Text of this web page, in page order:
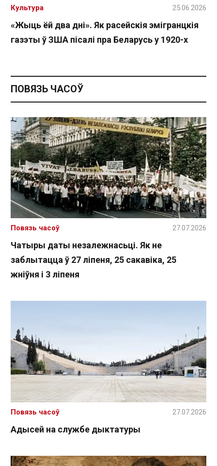
«Жыць ёй два дні». Як расейскія эмігранцкія
газэты ў ЗША пісалі пра Беларусь у 1920-х
Культура 25.06.2026
ПОВЯЗЬ ЧАСОЎ
Чатыры даты незалежнасьці. Як не
заблытацца ў 27 ліпеня, 25 сакавіка, 25
жніўня і 3 ліпеня
Повязь часоў 27.07.2026
Адысей на службе дыктатуры
Повязь часоў 27.07.2026